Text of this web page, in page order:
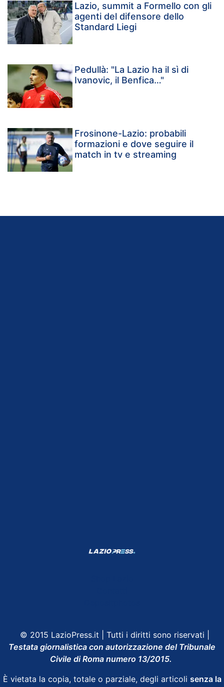
Lazio, summit a Formello con gli
agenti del difensore dello
Standard Liegi
Pedullà: "La Lazio ha il sì di
Ivanovic, il Benfica…"
Frosinone-Lazio: probabili
formazioni e dove seguire il
match in tv e streaming
© 2015 LazioPress.it | Tutti i diritti sono riservati |
Testata giornalistica con autorizzazione del Tribunale
Civile di Roma numero 13/2015.
È vietata la copia, totale o parziale, degli articoli senza la